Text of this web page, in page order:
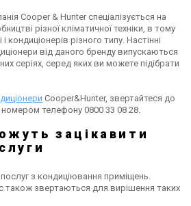
Cooper & Hunter спеціалізується на
різної кліматичної техніки, в тому
і кондиціонерів різного типу. Настінні
від даного бренду випускаються
серіях, серед яких ви можете підібрати
Cooper&Hunter, звертайтеся до
номером телефону 0800 33 08 28.
зацікавити
з кондиціювання приміщень.
також звертаються для вирішення таких